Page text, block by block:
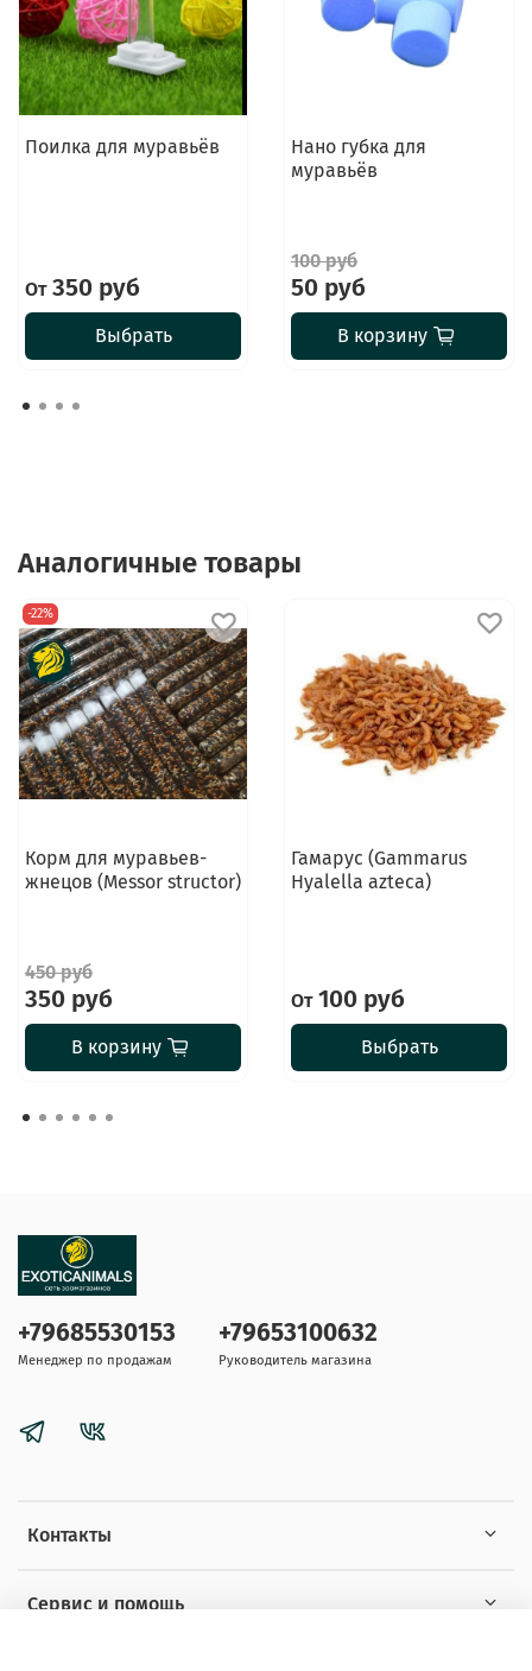
Поилка для муравьёв
От350 руб
Выбрать
Нано губка для
муравьёв
100 руб
50 руб
В корзину
Аналогичные товары
-22%
Корм для муравьев-
жнецов (Messor structor)
450 руб
350 руб
В корзину
Гамарус (Gammarus
Hyalella azteca)
От100 руб
Выбрать
Контакты
Сервис и помощь
+79685530153
Менеджер по продажам
+79653100632
Руководитель магазина